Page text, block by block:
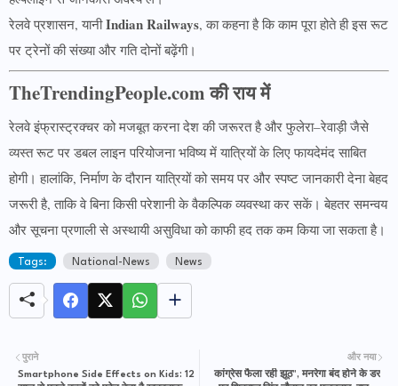
रेलवे प्रशासन, यानीIndian Railways, का कहना है कि काम पूरा होते ही इस रूट
पर ट्रेनों की संख्या और गति दोनों बढ़ेंगी।
TheTrendingPeople.com की राय में
रेलवे इंफ्रास्ट्रक्चर को मजबूत करना देश की जरूरत है और फुलेरा–रेवाड़ी जैसे
व्यस्त रूट पर डबल लाइन परियोजना भविष्य में यात्रियों के लिए फायदेमंद साबित
होगी। हालांकि, निर्माण के दौरान यात्रियों को समय पर और स्पष्ट जानकारी देना बेहद
जरूरी है, ताकि वे बिना किसी परेशानी के वैकल्पिक व्यवस्था कर सकें। बेहतर समन्वय
और सूचना प्रणाली से अस्थायी असुविधा को काफी हद तक कम किया जा सकता है।
Tags: National-News News
और नया
कांग्रेस फैला रही झूठ", मनरेगा बंद होने के डर
पुराने
Smartphone Side Effects on Kids: 12